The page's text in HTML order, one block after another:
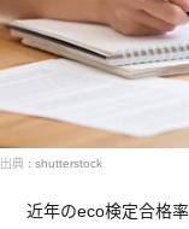
出典 : shutterstock
近年のeco検定合格